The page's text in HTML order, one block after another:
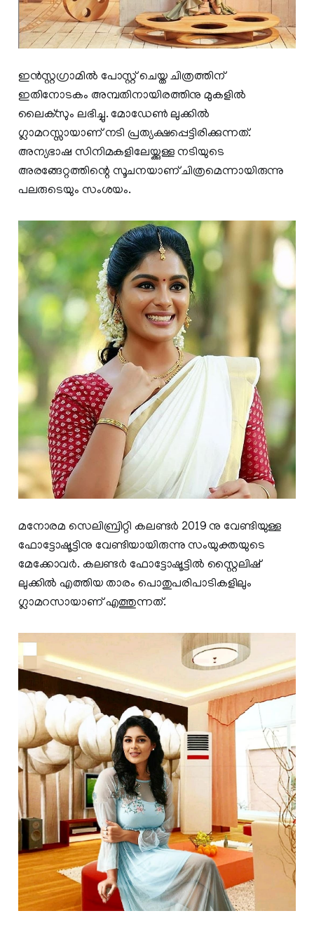
ഇൻസ്റ്റഗ്രാമിൽ പോസ്റ്റ് ചെയ്ത ചിത്രത്തിന്
ഇതിനോടകം അമ്പതിനായിരത്തിനു മുകളിൽ
ലൈക്സും ലഭിച്ചു. മോഡേണ്‍ ലുക്കില്‍
ഗ്ലാമറസ്സായാണ് നടി പ്രത്യക്ഷപ്പെട്ടിരിക്കുന്നത്.
അന്യഭാഷ സിനിമകളിലേയ്ക്കുള്ള നടിയുടെ
അരങ്ങേറ്റത്തിന്റെ സൂചനയാണ് ചിത്രമെന്നായിരുന്നു
പലരുടെയും സംശയം.
മനോരമ സെലിബ്രിറ്റി കലണ്ടർ 2019 നു വേണ്ടിയുള്ള
ഫോട്ടോഷൂട്ടിനു വേണ്ടിയായിരുന്നു സംയുക്തയുടെ
മേക്കോവർ. കലണ്ടര്‍ ഫോട്ടോഷൂട്ടില്‍ സ്റ്റൈലിഷ്
ലുക്കില്‍ എത്തിയ താരം പൊതുപരിപാടികളിലും
ഗ്ലാമറസായാണ് എത്തുന്നത്.